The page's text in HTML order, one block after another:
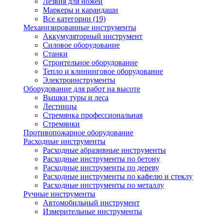
Маркеры и карандаши
Все категории (19)
Механизированные инструменты
Аккумуляторный инструмент
Силовое оборудование
Станки
Строительное оборудование
Тепло и клининговое оборудование
Электроинструменты
Оборудование для работ на высоте
Вышки туры и леса
Лестницы
Стремянка профессиональная
Стремянки
Противопожарное оборудование
Расходные инструменты
Расходные абразивные инструменты
Расходные инструменты по бетону
Расходные инструменты по дереву
Расходные инструменты по кафелю и стеклу
Расходные инструменты по металлу
Ручные инструменты
Автомобильный инструмент
Измерительные инструменты